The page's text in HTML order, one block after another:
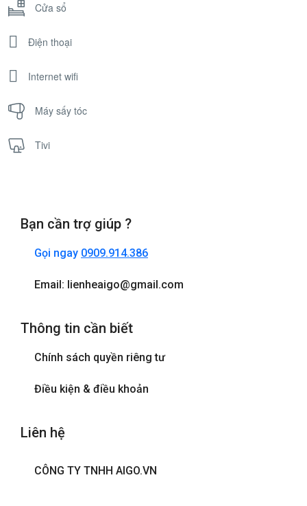
Cửa sổ
Điện thoại
Internet wifi
Máy sấy tóc
Tivi
Bạn cần trợ giúp ?
Gọi ngay 0909.914.386
Email: lienheaigo@gmail.com
Thông tin cần biết
Chính sách quyền riêng tư
Điều kiện & điều khoản
Liên hệ
CÔNG TY TNHH AIGO.VN